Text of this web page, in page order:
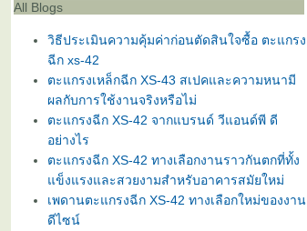
All Blogs
วิธีประเมินความคุ้มค่าก่อนตัดสินใจซื้อ ตะแกรง
ฉีก xs-42
ตะแกรงเหล็กฉีก XS-43 สเปคและความหนามี
ผลกับการใช้งานจริงหรือไม่
ตะแกรงฉีก XS-42 จากแบรนด์ วีแอนด์พี ดี
อย่างไร
ตะแกรงฉีก XS-42 ทางเลือกงานราวกันตกที่ทั้ง
ข็งแรงและสวยงามสำหรับอาคารสมัยใหม่
เพดานตะแกรงฉีก XS-42 ทางเลือกใหม่ของงาน
ดีไซน์